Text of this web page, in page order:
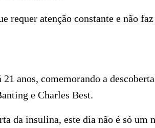
requer atenção constante e não faz
anos, comemorando a
e Charles Best.
da insulina, este dia não é só um